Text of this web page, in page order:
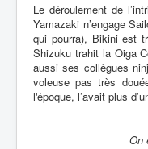
Le déroulement de
Yamazaki n’engage
qui pourra), Bikini est
Shizuku trahit la Oiga
aussi ses collègues
voleuse pas très
l'époque, l’avait plus
On